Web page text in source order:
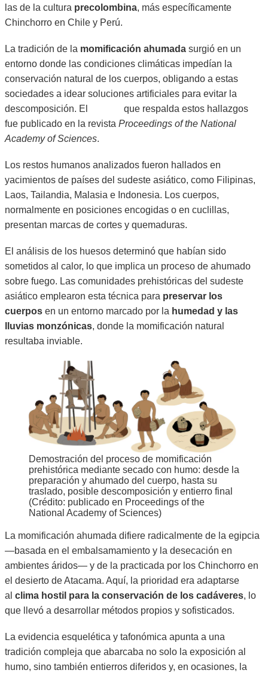
las de la cultura precolombina, más específicamente
Chinchorro en Chile y Perú.
La tradición de la momificación ahumada surgió en un
entorno donde las condiciones climáticas impedían la
conservación natural de los cuerpos, obligando a estas
sociedades a idear soluciones artificiales para evitar la
descomposición. El
que respalda estos hallazgos
fue publicado en la revista Proceedings of the National
Academy of Sciences.
Los restos humanos analizados fueron hallados en
yacimientos de países del sudeste asiático, como Filipinas,
Laos, Tailandia, Malasia e Indonesia. Los cuerpos,
normalmente en posiciones encogidas o en cuclillas,
presentan marcas de cortes y quemaduras.
El análisis de los huesos determinó que habían sido
sometidos al calor, lo que implica un proceso de ahumado
sobre fuego. Las comunidades prehistóricas del sudeste
asiático emplearon esta técnica para preservar los
cuerpos en un entorno marcado por la humedad y las
lluvias monzónicas, donde la momificación natural
resultaba inviable.
Demostración del proceso de momificación
prehistórica mediante secado con humo: desde la
preparación y ahumado del cuerpo, hasta su
traslado, posible descomposición y entierro final
(Crédito: publicado en Proceedings of the
National Academy of Sciences)
La momificación ahumada difiere radicalmente de la egipcia
—basada en el embalsamamiento y la desecación en
ambientes áridos— y de la practicada por los Chinchorro en
el desierto de Atacama. Aquí, la prioridad era adaptarse
al clima hostil para la conservación de los cadáveres, lo
que llevó a desarrollar métodos propios y sofisticados.
La evidencia esquelética y tafonómica apunta a una
tradición compleja que abarcaba no solo la exposición al
humo, sino también entierros diferidos y, en ocasiones, la